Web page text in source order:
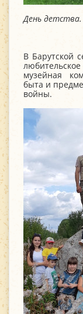
День
В Барутской
музейная
быта и
войны.